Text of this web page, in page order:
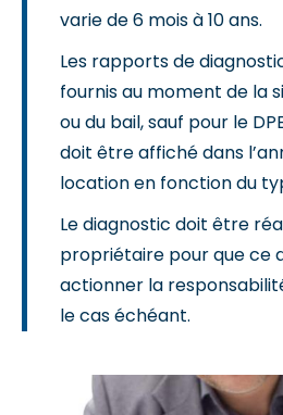
varie de 6 mois à 10 ans.
Les rapports de
fournis au moment de la
ou du bail, sauf pour le
doit être affiché dans
location en fonction du
Le diagnostic doit être
propriétaire pour que ce
actionner la
le cas échéant.